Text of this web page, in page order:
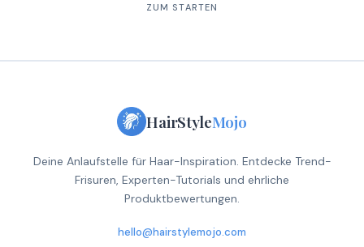
ZUM STARTEN
HairStyleMojo
Deine Anlaufstelle für Haar-Inspiration. Entdecke Trend-
Frisuren, Experten-Tutorials und ehrliche
Produktbewertungen.
hello@hairstylemojo.com